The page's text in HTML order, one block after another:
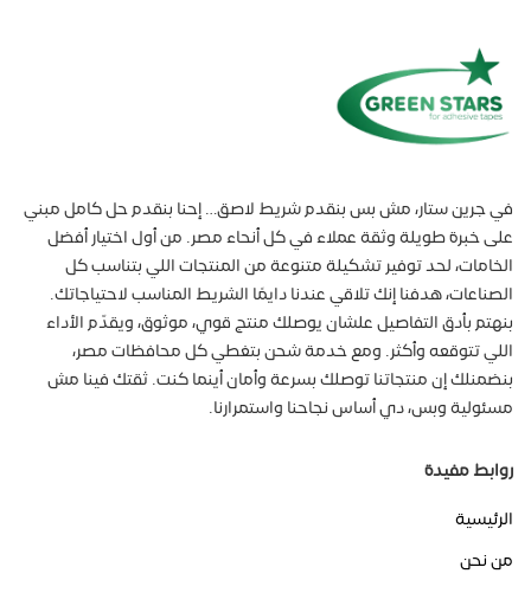
في جرين ستار، مش بس بنقدم شريط لاصق… إحنا بنقدم حل كامل مبني
على خبرة طويلة وثقة عملاء في كل أنحاء مصر. من أول اختيار أفضل
الخامات، لحد توفير تشكيلة متنوعة من المنتجات اللي بتناسب كل
الصناعات، هدفنا إنك تلاقي عندنا دايمًا الشريط المناسب لاحتياجاتك.
بنهتم بأدق التفاصيل علشان يوصلك منتج قوي، موثوق، ويقدّم الأداء
اللي تتوقعه وأكثر. ومع خدمة شحن بتغطي كل محافظات مصر،
بنضمنلك إن منتجاتنا توصلك بسرعة وأمان أينما كنت. ثقتك فينا مش
مسئولية وبس، دي أساس نجاحنا واستمرارنا.
روابط مفيدة
الرئيسية
من نحن